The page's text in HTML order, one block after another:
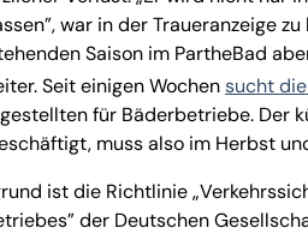
war in der Traueranzeige
Saison im PartheBad
Seit einigen Wochensucht
für Bäderbetriebe. Der
muss also im Herbst
ist die Richtlinie
der Deutschen